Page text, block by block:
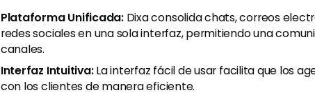
Plataforma Unificada:Dixa consolida chats, correos
redes sociales en una sola interfaz, permitiendo una
canales.
Interfaz Intuitiva:La interfaz fácil de usar facilita que los
con los clientes de manera eficiente.